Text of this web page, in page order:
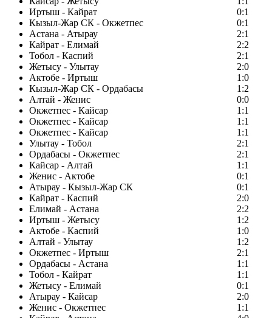
Иртыш - Кайрат
0:1
Кызыл-Жар СК - Окжетпес
0:1
Астана - Атырау
2:1
Кайрат - Елимай
2:2
Тобол - Каспий
2:1
Жетысу - Улытау
2:0
Актобе - Иртыш
1:0
Кызыл-Жар СК - Ордабасы
1:2
Алтай - Женис
0:0
Окжетпес - Кайсар
1:1
Окжетпес - Кайсар
1:1
Окжетпес - Кайсар
1:1
Улытау - Тобол
2:1
Ордабасы - Окжетпес
2:1
Кайсар - Алтай
1:1
Женис - Актобе
0:1
Атырау - Кызыл-Жар СК
0:1
Кайрат - Каспий
2:0
Елимай - Астана
2:2
Иртыш - Жетысу
1:2
Актобе - Каспий
1:0
Алтай - Улытау
1:2
Окжетпес - Иртыш
2:1
Ордабасы - Астана
1:1
Тобол - Кайрат
1:1
Жетысу - Елимай
0:1
Атырау - Кайсар
2:0
Женис - Окжетпес
1:1